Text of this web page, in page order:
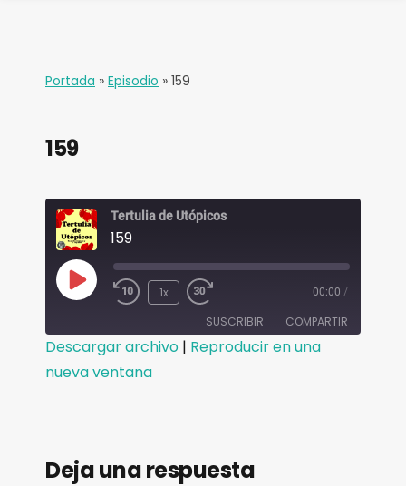
Portada » Episodio » 159
159
Tertulia de Utópicos
159
1x 00:00 /
SUSCRIBIR COMPARTIR
COMPAR
TIR
Descargar archivo | Reproducir en una
nueva ventana
Deja una respuesta